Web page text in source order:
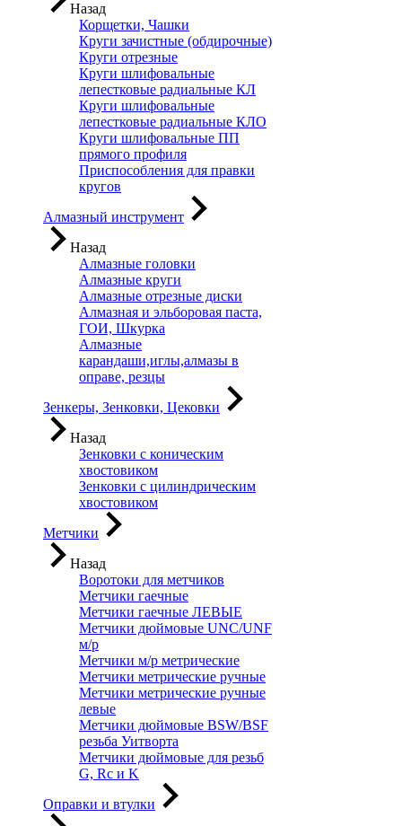
Назад
Корщетки, Чашки
Круги зачистные (обдирочные)
Круги отрезные
Круги шлифовальные
лепестковые радиальные КЛ
Круги шлифовальные
лепестковые радиальные КЛО
Круги шлифовальные ПП
прямого профиля
Приспособления для правки
кругов
Алмазный инструмент
Назад
Алмазные головки
Алмазные круги
Алмазные отрезные диски
Алмазная и эльборовая паста,
ГОИ, Шкурка
Алмазные
карандаши,иглы,алмазы в
оправе, резцы
Зенкеры, Зенковки, Цековки
Назад
Зенковки с коническим
хвостовиком
Зенковки с цилиндрическим
хвостовиком
Метчики
Назад
Воротоки для метчиков
Метчики гаечные
Метчики гаечные ЛЕВЫЕ
Метчики дюймовые UNC/UNF
м/р
Метчики м/р метрические
Метчики метрические ручные
Метчики метрические ручные
левые
Метчики дюймовые BSW/BSF
резьба Уитворта
Метчики дюймовые для резьб
G, Rc и K
Оправки и втулки